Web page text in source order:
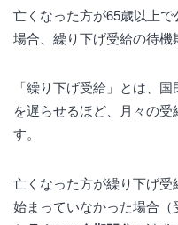
亡くなった方が65歳以上
場合、繰り下げ受給の待機
「繰り下げ受給」とは、
を遅らせるほど、月々の
す。
亡くなった方が繰り下げ
始まっていなかった場合（